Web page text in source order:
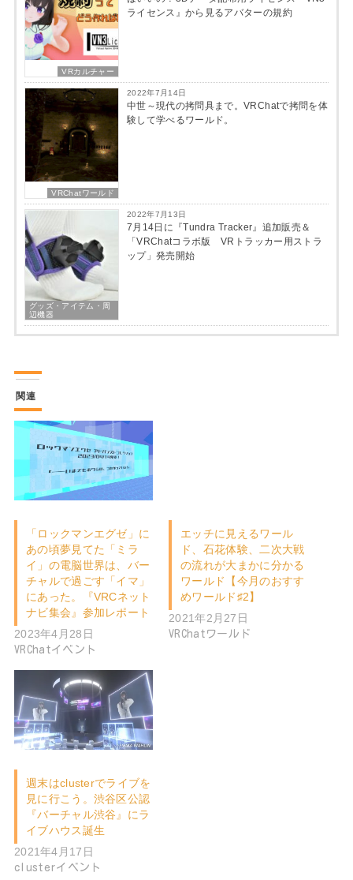
VRカルチャー
ライセンス』から見るアバターの規約
VRChatワールド
2022年7月14日
中世～現代の拷問具まで。VRChatで拷問を体
験して学べるワールド。
グッズ・アイテム・周
辺機器
2022年7月13日
7月14日に『Tundra Tracker』追加販売＆
「VRChatコラボ版 VRトラッカー用ストラ
ップ」発売開始
関連
「ロックマンエグゼ」に
あの頃夢見てた「ミラ
イ」の電脳世界は、バー
チャルで過ごす「イマ」
にあった。『VRCネット
ナビ集会』参加レポート
2023年4月28日
VRChatイベント
エッチに見えるワール
ド、石花体験、二次大戦
の流れが大まかに分かる
ワールド【今月のおすす
めワールド♯2】
2021年2月27日
VRChatワールド
週末はclusterでライブを
見に行こう。渋谷区公認
『バーチャル渋谷』にラ
イブハウス誕生
2021年4月17日
clusterイベント